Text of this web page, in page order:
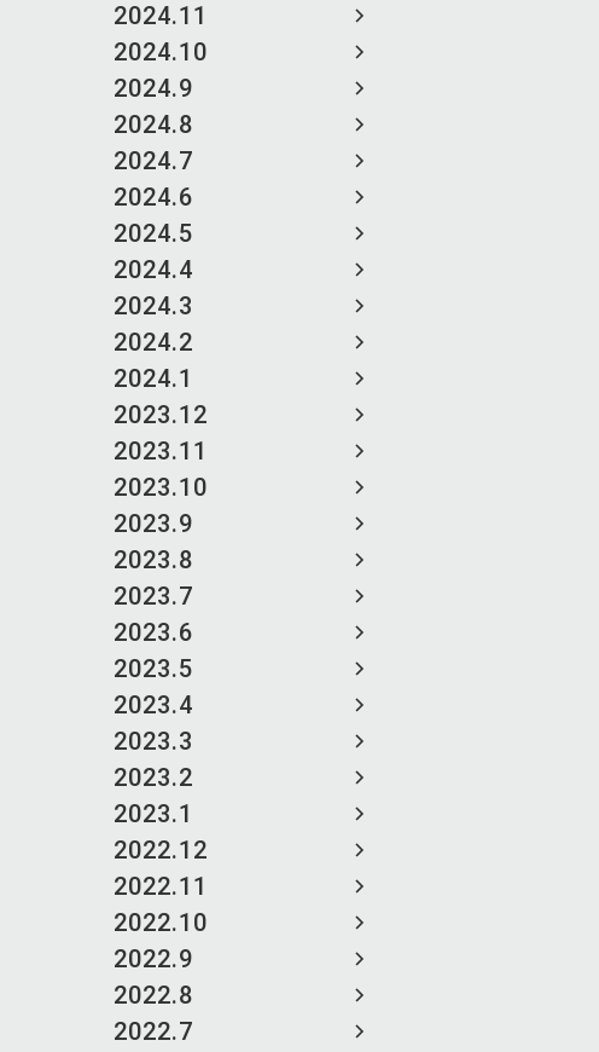
2024.11
2024.10
2024.9
2024.8
2024.7
2024.6
2024.5
2024.4
2024.3
2024.2
2024.1
2023.12
2023.11
2023.10
2023.9
2023.8
2023.7
2023.6
2023.5
2023.4
2023.3
2023.2
2023.1
2022.12
2022.11
2022.10
2022.9
2022.8
2022.7